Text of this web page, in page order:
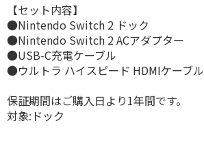
【セット内容】
●Nintendo Switch 2 ドック
●Nintendo Switch 2 ACアダプター
●USB-C充電ケーブル
●ウルトラ ハイスピード HDMIケーブル
保証期間はご購入日より1年間です。
対象:ドック